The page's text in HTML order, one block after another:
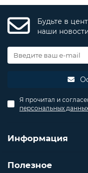
Будьте в
наши
Я прочитал и
персональных
Информация
Полезное